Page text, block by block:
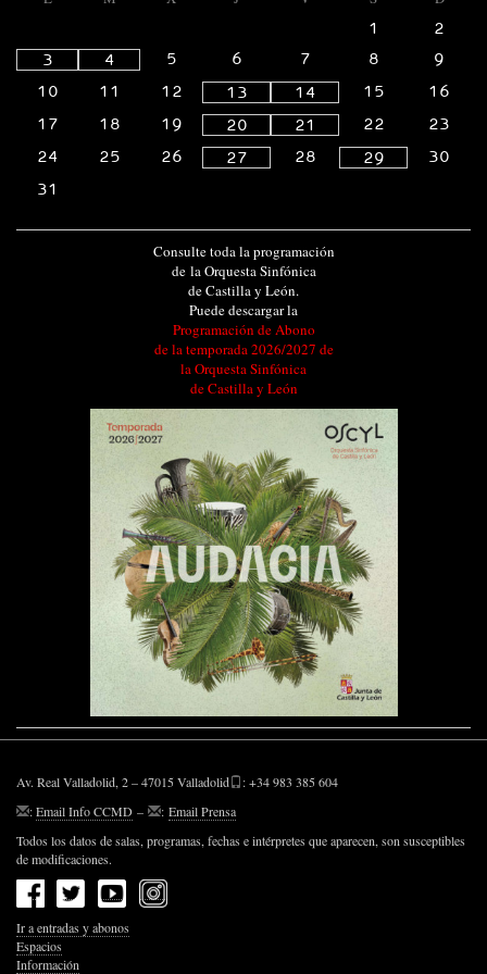
1
2
3
4 5 6 7 8
9
10
11 12 13 14 15
16
17
18 19 20 21 22
23
24
25 26 27 28 29
30
31
Consulte toda la programación
de la Orquesta Sinfónica
de Castilla y León.
Puede descargar la
Programación de Abono
de la temporada 2026/2027 de
la Orquesta Sinfónica
de Castilla y León
Av. Real Valladolid, 2 – 47015 Valladolid
: +34 983 385 604
:Email Info CCMD – : Email Prensa
Todos los datos de salas, programas, fechas e intérpretes que aparecen, son susceptibles
de modificaciones.
Ir a entradas y abonos
Espacios
Información